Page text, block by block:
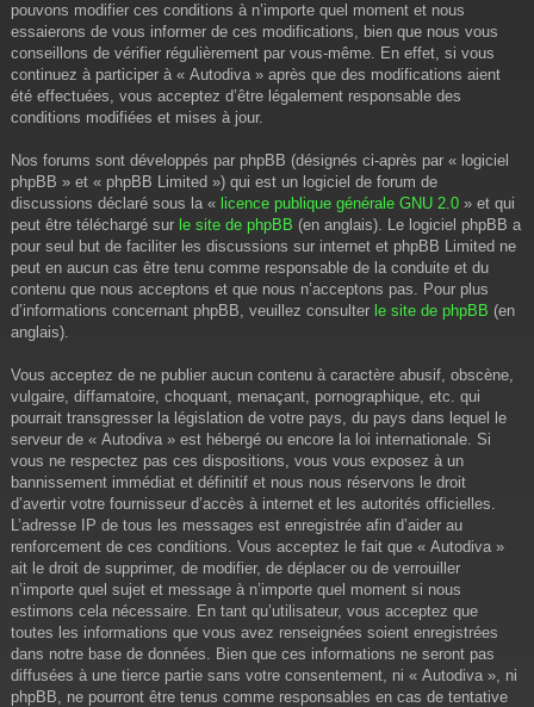
pouvons modifier ces conditions à n’importe quel moment et nous
essaierons de vous informer de ces modifications, bien que nous vous
conseillons de vérifier régulièrement par vous-même. En effet, si vous
continuez à participer à « Autodiva » après que des modifications aient
été effectuées, vous acceptez d’être légalement responsable des
conditions modifiées et mises à jour.
Nos forums sont développés par phpBB (désignés ci-après par « logiciel
phpBB » et « phpBB Limited ») qui est un logiciel de forum de
discussions déclaré sous la « licence publique générale GNU 2.0 » et qui
peut être téléchargé sur le site de phpBB (en anglais). Le logiciel phpBB a
pour seul but de faciliter les discussions sur internet et phpBB Limited ne
peut en aucun cas être tenu comme responsable de la conduite et du
contenu que nous acceptons et que nous n’acceptons pas. Pour plus
d’informations concernant phpBB, veuillez consulter le site de phpBB (en
anglais).
Vous acceptez de ne publier aucun contenu à caractère abusif, obscène,
vulgaire, diffamatoire, choquant, menaçant, pornographique, etc. qui
pourrait transgresser la législation de votre pays, du pays dans lequel le
serveur de « Autodiva » est hébergé ou encore la loi internationale. Si
vous ne respectez pas ces dispositions, vous vous exposez à un
bannissement immédiat et définitif et nous nous réservons le droit
d’avertir votre fournisseur d’accès à internet et les autorités officielles.
L’adresse IP de tous les messages est enregistrée afin d’aider au
renforcement de ces conditions. Vous acceptez le fait que « Autodiva »
ait le droit de supprimer, de modifier, de déplacer ou de verrouiller
n’importe quel sujet et message à n’importe quel moment si nous
estimons cela nécessaire. En tant qu’utilisateur, vous acceptez que
toutes les informations que vous avez renseignées soient enregistrées
dans notre base de données. Bien que ces informations ne seront pas
diffusées à une tierce partie sans votre consentement, ni « Autodiva », ni
phpBB, ne pourront être tenus comme responsables en cas de tentative